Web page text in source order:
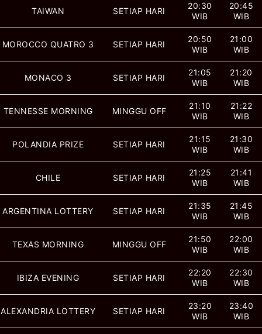
TAIWAN SETIAP HARI
20:30
WIB
20:45
WIB
MOROCCO QUATRO 3 SETIAP HARI
20:50
WIB
21:00
WIB
MONACO 3 SETIAP HARI
21:05
WIB
21:20
WIB
TENNESSE MORNING MINGGU OFF
21:10
WIB
21:22
WIB
POLANDIA PRIZE SETIAP HARI
21:15
WIB
21:30
WIB
CHILE SETIAP HARI
21:25
WIB
21:41
WIB
ARGENTINA LOTTERY SETIAP HARI
21:35
WIB
21:45
WIB
TEXAS MORNING MINGGU OFF
21:50
WIB
22:00
WIB
IBIZA EVENING SETIAP HARI
22:20
WIB
22:30
WIB
ALEXANDRIA LOTTERY SETIAP HARI
23:20
WIB
23:40
WIB